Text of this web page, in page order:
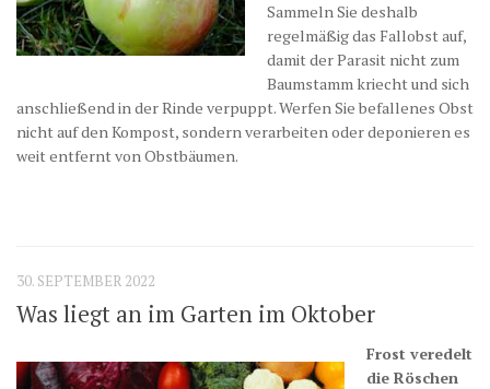
Sammeln Sie deshalb
regelmäßig das Fallobst auf,
damit der Parasit nicht zum
Baumstamm kriecht und sich
anschließend in der Rinde verpuppt. Werfen Sie befallenes Obst
nicht auf den Kompost, sondern verarbeiten oder deponieren es
weit entfernt von Obstbäumen.
30. SEPTEMBER 2022
Was liegt an im Garten im Oktober
Frost veredelt
die Röschen